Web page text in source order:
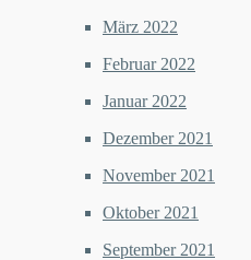
März 2022
Februar 2022
Januar 2022
Dezember 2021
November 2021
Oktober 2021
September 2021